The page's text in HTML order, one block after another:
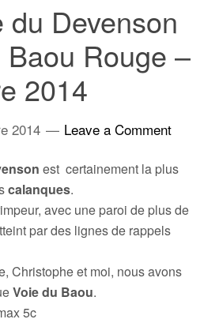
du Devenson
Rouge –
2014
2014 Leave a Comment
est certainement la plus
calanques.
avec une paroi de plus de
par des lignes de rappels
Christophe et moi, nous avons
Voie du Baou.
5c